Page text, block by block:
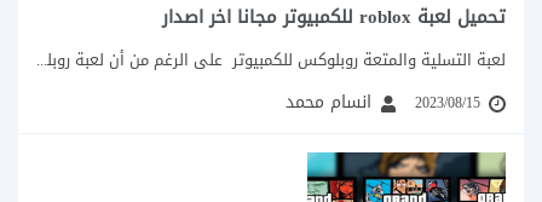
تحميل لعبة roblox للكمبيوتر مجانا اخر اصدار
لعبة التسلية والمتعة روبلوکس للكمبيوتر على الرغم من أن لعبة روبلوكس قديمة فقد كان...
2023/08/15 انسام محمد